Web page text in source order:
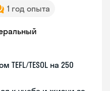
1 год опыта
TESOL на 250